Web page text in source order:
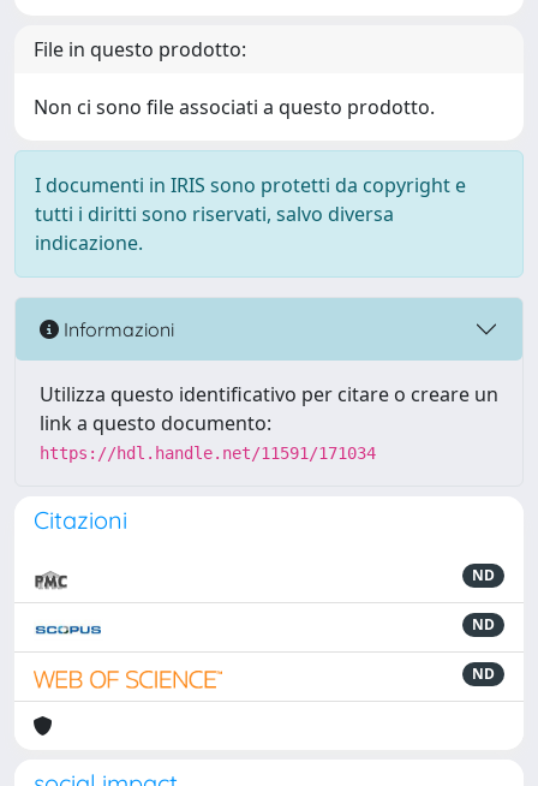
File in questo prodotto:
Non ci sono file associati a questo prodotto.
I documenti in IRIS sono protetti da copyright e
tutti i diritti sono riservati, salvo diversa
indicazione.
Informazioni
Utilizza questo identificativo per citare o creare un
link a questo documento:
https://hdl.handle.net/11591/171034
Citazioni
ND
ND
ND